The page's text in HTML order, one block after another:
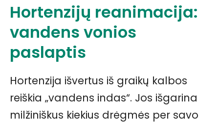
Hortenzijų reanimacija:
vandens vonios
paslaptis
Hortenzija išvertus iš graikų kalbos
reiškia „vandens indas“. Jos išgarina
milžiniškus kiekius drėgmės per savo